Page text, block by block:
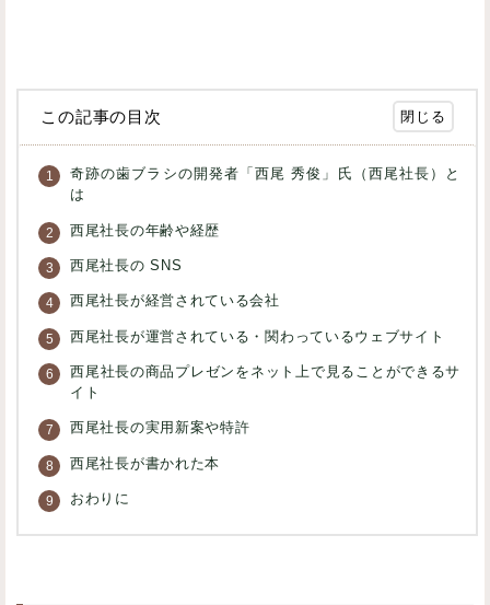
この記事の目次
奇跡の歯ブラシの開発者「西尾 秀俊」氏（西尾社長）と
は
西尾社長の年齢や経歴
西尾社長の SNS
西尾社長が経営されている会社
西尾社長が運営されている・関わっているウェブサイト
西尾社長の商品プレゼンをネット上で見ることができるサ
イト
西尾社長の実用新案や特許
西尾社長が書かれた本
おわりに